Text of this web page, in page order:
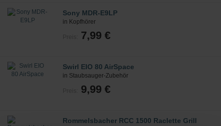
Sony MDR-E9LP
in Kopfhörer
7,99 €
Swirl EIO 80 AirSpace
in Staubsauger-Zubehör
9,99 €
Rommelsbacher RCC 1500 Raclette Grill